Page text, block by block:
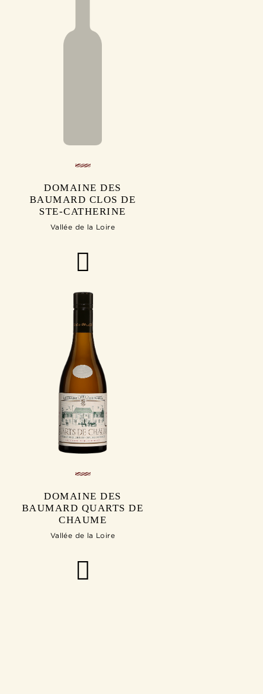
DOMAINE DES
BAUMARD CLOS DE
STE-CATHERINE
Vallée de la Loire
DOMAINE DES
BAUMARD QUARTS DE
CHAUME
Vallée de la Loire